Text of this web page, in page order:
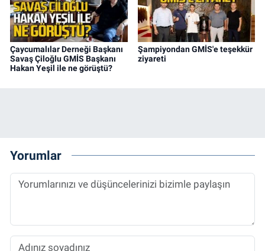
Çaycumalılar Derneği Başkanı
Savaş Çiloğlu GMİS Başkanı
Hakan Yeşil ile ne görüştü?
Şampiyondan GMİS'e teşekkür
ziyareti
Yorumlar